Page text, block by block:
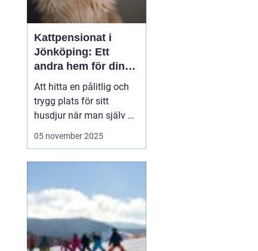
Kattpensionat i
Jönköping: Ett
andra hem för din
katt
Att hitta en pålitlig och
trygg plats för sitt
husdjur när man själv är
på resande fot kan
lösningen vara att lämna
katten...
05 november 2025